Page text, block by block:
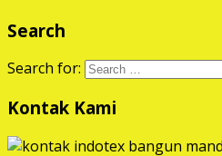
Search
Search for:
Kontak Kami